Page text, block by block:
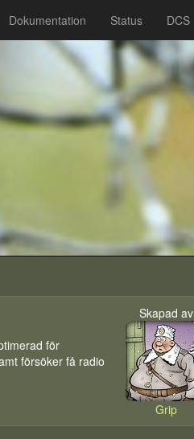
Dokumentation Status DCS
Skapad av
Grip
för
försöker få radio